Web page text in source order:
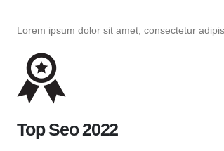
Lorem ipsum dolor sit amet, consectetur
Top Seo 2022